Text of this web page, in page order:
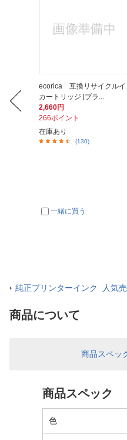
ecorica 互換リサイクルイ
カートリッジ [ブラ...
2,660円
266ポイント
在庫あり
(130)
一緒に買う
純正プリンターインク 人気
商品について
商品スペッ
商品スペック
色